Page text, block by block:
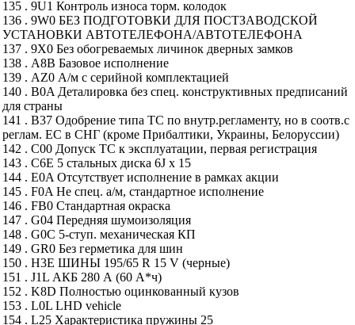
135 . 9U1 Контроль износа торм. колодок
136 . 9W0 БЕЗ ПОДГОТОВКИ ДЛЯ ПОСТЗАВОДСКОЙ
УСТАНОВКИ АВТОТЕЛЕФОНА/АВТОТЕЛЕФОНА
137 . 9X0 Без обогреваемых личинок дверных замков
138 . A8B Базовое исполнение
139 . AZ0 А/м с серийной комплектацией
140 . B0A Деталировка без спец. конструктивных предписаний
для страны
141 . B37 Одобрение типа ТС по внутр.регламенту, но в соотв.с
реглам. ЕС в СНГ (кроме Прибалтики, Украины, Белоруссии)
142 . C00 Допуск ТС к эксплуатации, первая регистрация
143 . C6E 5 стальных диска 6J x 15
144 . E0A Отсутствует исполнение в рамках акции
145 . F0A Не спец. а/м, стандартное исполнение
146 . FB0 Стандартная окраска
147 . G04 Передняя шумоизоляция
148 . G0C 5-ступ. механическая КП
149 . GR0 Без герметика для шин
150 . H3E ШИНЫ 195/65 R 15 V (черные)
151 . J1L АКБ 280 А (60 А*ч)
152 . K8D Полностью оцинкованный кузов
153 . L0L LHD vehicle
154 . L25 Характеристика пружины 25